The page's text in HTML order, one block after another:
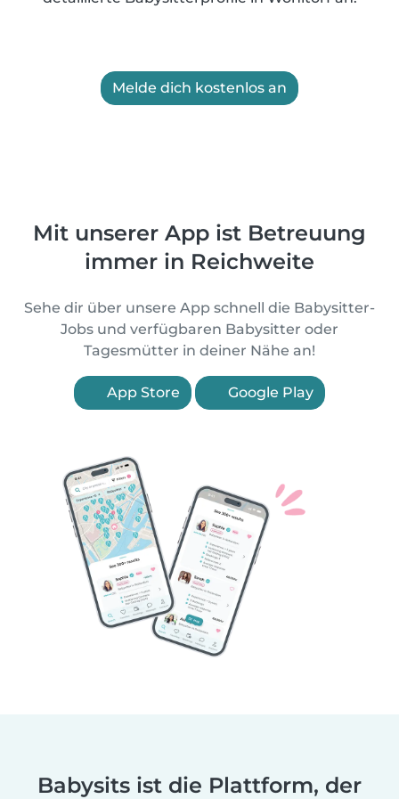
Melde dich kostenlos an
Mit unserer App ist Betreuung
immer in Reichweite
Sehe dir über unsere App schnell die Babysitter-
Jobs und verfügbaren Babysitter oder
Tagesmütter in deiner Nähe an!
App Store Google Play
Babysits ist die Plattform, der